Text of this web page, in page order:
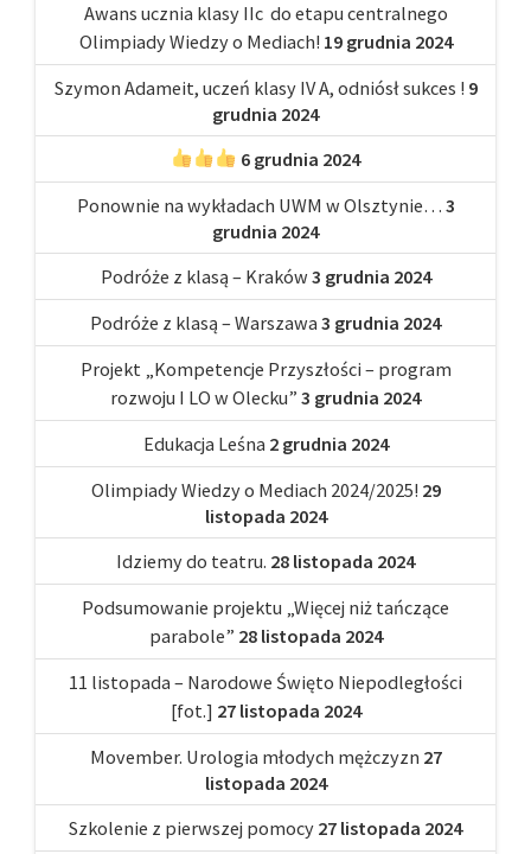
Awans ucznia klasy IIc do etapu centralnego
Olimpiady Wiedzy o Mediach! 19 grudnia 2024
Szymon Adameit, uczeń klasy IV A, odniósł sukces ! 9
grudnia 2024
6 grudnia 2024
Ponownie na wykładach UWM w Olsztynie… 3
grudnia 2024
Podróże z klasą – Kraków 3 grudnia 2024
Podróże z klasą – Warszawa 3 grudnia 2024
Projekt „Kompetencje Przyszłości – program
rozwoju I LO w Olecku” 3 grudnia 2024
Edukacja Leśna 2 grudnia 2024
Olimpiady Wiedzy o Mediach 2024/2025! 29
listopada 2024
Idziemy do teatru. 28 listopada 2024
Podsumowanie projektu „Więcej niż tańczące
parabole” 28 listopada 2024
11 listopada – Narodowe Święto Niepodległości
[fot.] 27 listopada 2024
Movember. Urologia młodych mężczyzn 27
listopada 2024
Szkolenie z pierwszej pomocy 27 listopada 2024